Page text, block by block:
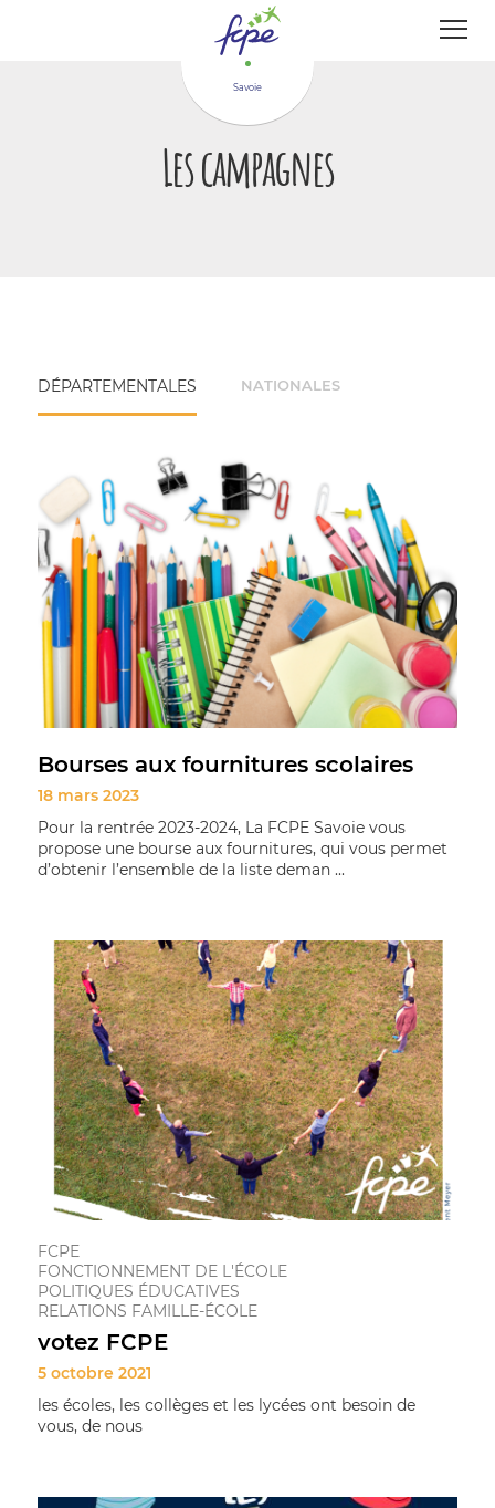
Savoie
Les campagnes
DÉPARTEMENTALES NATIONALES
Bourses aux fournitures scolaires
18 mars 2023
Pour la rentrée 2023-2024, La FCPE Savoie vous
propose une bourse aux fournitures, qui vous permet
d’obtenir l’ensemble de la liste deman ...
FCPE
FONCTIONNEMENT DE L'ÉCOLE
POLITIQUES ÉDUCATIVES
RELATIONS FAMILLE-ÉCOLE
votez FCPE
5 octobre 2021
les écoles, les collèges et les lycées ont besoin de
vous, de nous